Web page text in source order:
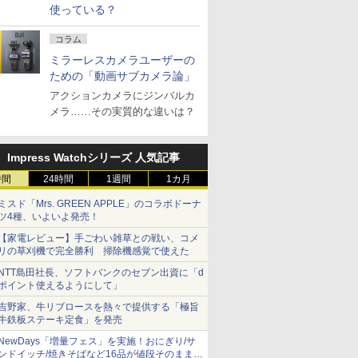
使っている？
コラム
ミラーレスカメラユーザーの
ための「動画サブカメラ論」
アクションカメラにジンバルカ
メラ……その実質的な違いは？
Impress Watchシリーズ 人気記事
24時間 1週間 1カ月
スド「Mrs. GREEN APPLE」のコラボドーナ
4種、いよいよ発売！
家電レビュー】手ごわい雑草との戦い、コメ
の草刈機で完全勝利 掃除機感覚で使えた
島田社長、ソフトバンクのセブン出資に「d
イント使えるようにして」
野家、牛リブロースを熱々で提供する「極旨
鉄板ステーキ定食」を発売
「増量フェス」を実施！おにぎり/サ
ドイッチ/焼きそばなど16品が値段そのままで